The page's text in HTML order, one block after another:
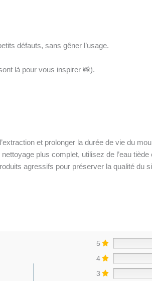
défauts, sans gêner l’usage.
là pour vous inspirer 📸).
et prolonger la durée de vie du
plus complet, utilisez de l’eau
agressifs pour préserver la qualité du
5
4
3